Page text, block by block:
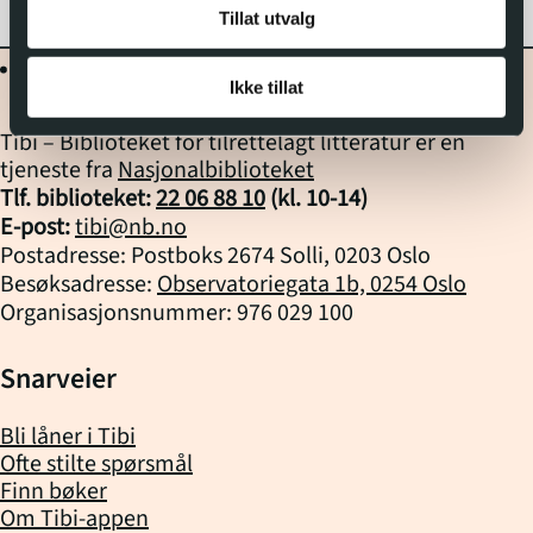
Tillat utvalg
Ikke tillat
Tibi – Biblioteket for tilrettelagt litteratur er en
tjeneste fraNasjonalbiblioteket
Tlf. biblioteket:22 06 88 10(kl.10-14)
E-post:tibi@nb.no
Postadresse: Postboks 2674 Solli, 0203 Oslo
Besøksadresse:Observatoriegata 1b, 0254 Oslo
Organisasjonsnummer: 976 029 100
Snarveier
Bli låner i Tibi
Ofte stilte spørsmål
Finn bøker
Om Tibi-appen